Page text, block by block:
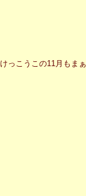
けっこうこの11月もま